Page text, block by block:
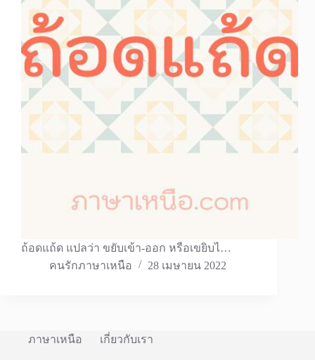
ถ้อดแถ้ด แปลว่า ขยับเข้า-ออก หรือเขยิบไ…
คนรักภาษาเหนือ
28 เมษายน 2022
ภาษาเหนือ เกี่ยวกับเรา